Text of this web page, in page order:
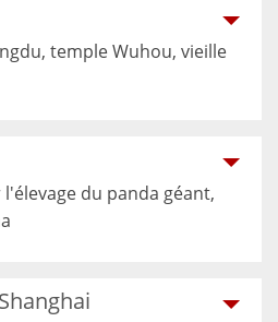
temple Wuhou, vieille
du panda géant,